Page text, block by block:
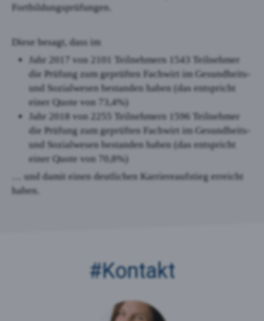
Fortbildungsprüfungen.
Diese besagt, dass im
Jahr 2017 von 2101 Teilnehmern 1543 Teilnehmer
die Prüfung zum geprüften Fachwirt im Gesundheits-
und Sozialwesen bestanden haben (das entspricht
einer Quote von 73,4%)
Jahr 2018 von 2255 Teilnehmern 1596 Teilnehmer
die Prüfung zum geprüften Fachwirt im Gesundheits-
und Sozialwesen bestanden haben (das entspricht
einer Quote von 70,8%)
… und damit einen deutlichen Karriereaufstieg erreicht
haben.
#Kontakt